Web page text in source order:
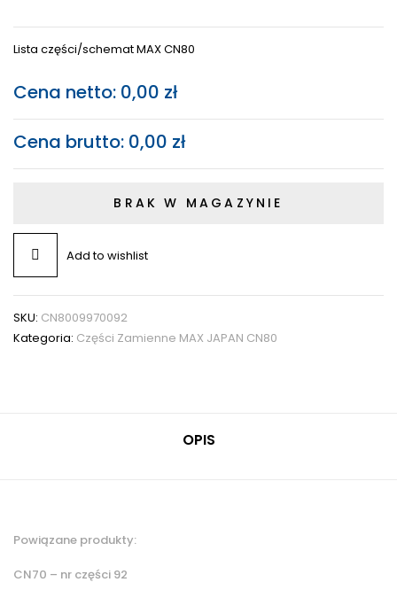
Lista części/schemat MAX CN80
Cena netto: 0,00 zł
Cena brutto: 0,00 zł
BRAK W MAGAZYNIE
Add to wishlist
SKU: CN8009970092
Kategoria: Części Zamienne MAX JAPAN CN80
OPIS
Powiązane produkty:
CN70 – nr części 92